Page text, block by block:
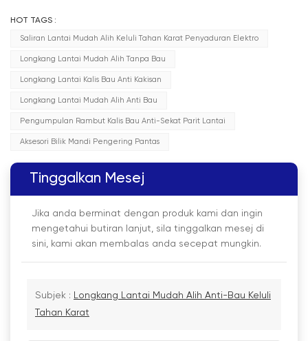
HOT TAGS :
Saliran Lantai Mudah Alih Keluli Tahan Karat Penyaduran Elektro
Longkang Lantai Mudah Alih Tanpa Bau
Longkang Lantai Kalis Bau Anti Kakisan
Longkang Lantai Mudah Alih Anti Bau
Pengumpulan Rambut Kalis Bau Anti-Sekat Parit Lantai
Aksesori Bilik Mandi Pengering Pantas
Tinggalkan Mesej
Jika anda berminat dengan produk kami dan ingin
mengetahui butiran lanjut, sila tinggalkan mesej di
sini, kami akan membalas anda secepat mungkin.
Subjek : Longkang Lantai Mudah Alih Anti-Bau Keluli
Tahan Karat